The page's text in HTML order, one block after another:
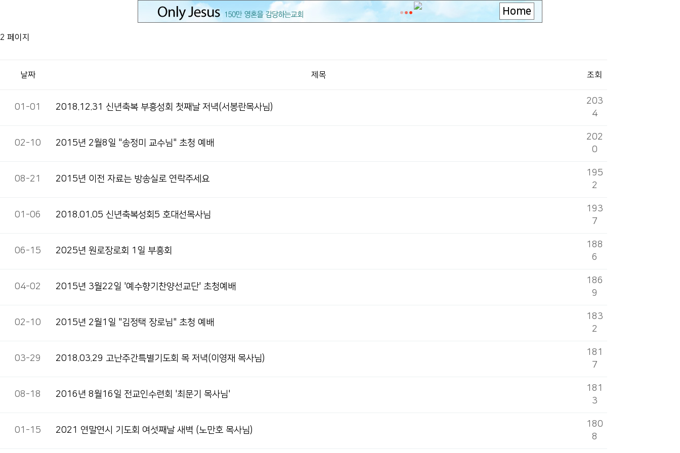
Home
2 페이지
날짜 제목 조회
01-01 2018.12.31 신년축복 부흥성회 첫째날 저녁(서봉란목사님)
203
4
02-10 2015년 2월8일 "송정미 교수님" 초청 예배
202
0
08-21 2015년 이전 자료는 방송실로 연락주세요
195
2
01-06 2018.01.05 신년축복성회5 호대선목사님
193
7
06-15 2025년 원로장로회 1일 부흥회
188
6
04-02 2015년 3월22일 '예수향기찬양선교단' 초청예배
186
9
02-10 2015년 2월1일 "김정택 장로님" 초청 예배
183
2
03-29 2018.03.29 고난주간특별기도회 목 저녁(이영재 목사님)
181
7
08-18 2016년 8월16일 전교인수련회 '최문기 목사님'
181
3
01-15 2021 연말연시 기도회 여섯째날 새벽(노만호 목사님)
180
8